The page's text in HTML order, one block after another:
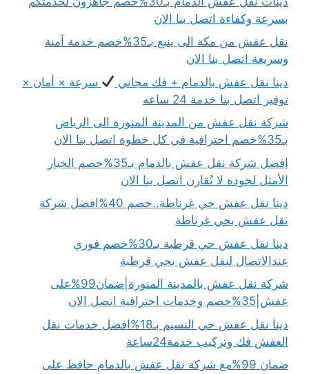
بسرعة وكفاءة اتصل بنا الان
نقل عفش من مكة الى ينبع بـ35%خصم خدمة آمنة
وسريعة اتصل بنا الان
دينا نقل عفش بالدمام + فك مجاني
سرعة × أمان ×
توفير اتصل بنا خدمة 24 ساعه
شركة نقل عفش من المدينة المنورة الى الرياض
بـ35%خصم احترافية في كل خطوة اتصل بنا الان
افضل شركة نقل عفش بالدمام بـ35%خصم الخيار
الأمثل لجودة لا تُقارن اتصل بنا الان
دينا نقل عفش حي غرناطة..خصم 40%افضل شركة
نقل عفش بحي غرناطة
دينا نقل عفش حي قرطبة بـ30%خصم فوري
عندالاتصال لنقل عفش بحي قرطبة
شركة نقل عفش بالمدينة المنورة|ضمان99%على
عفش|35%خصم وخدمات احترافية اتصل الان
دينا نقل عفش حي النسيم بـ18%افضل خدمات نقل
العفش فك وتركيب خدمة24ساعة
ضمان 99%مع شركة نقل عفش بالدمام حافظ على